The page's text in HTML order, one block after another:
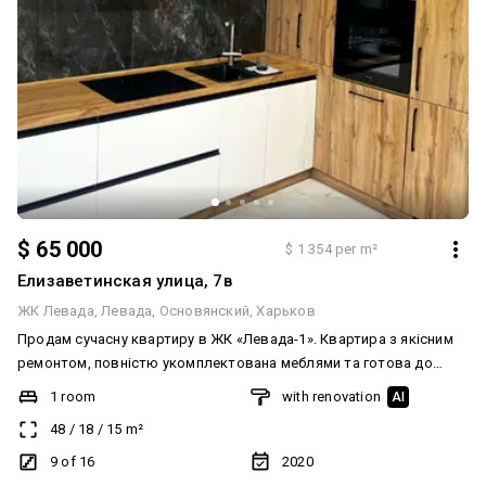
$ 65 000 $ 1 354 per m²
Елизаветинская улица, 7в
ЖК Левада Левада Основянский Харьков
Продам сучасну квартиру в ЖК «Левада-1». Квартира з якісним
ремонтом, повністю укомплектована меблями та готова до
проживання. Просторе та функціональне планування,
гардеробна, балкон/лоджія, встановлений кондиціонер. Кухня
обладнана всією необхідною технікою: холодильник, варильна
поверхня, духова шафа, плита, мікрохвильова піч, посудомийна
1 room
48 / 18 / 15 m²
9 of 16
with renovation AI
2020